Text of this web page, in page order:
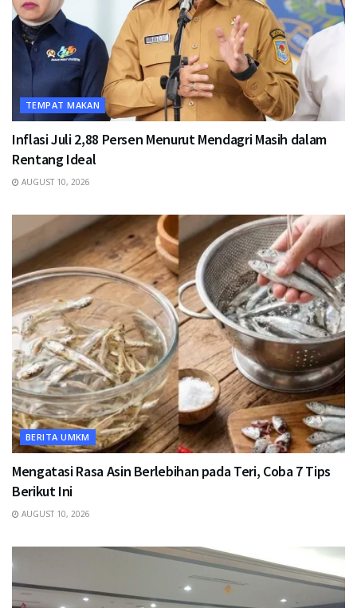
TEMPAT MAKAN
Inflasi Juli 2,88 Persen Menurut Mendagri Masih dalam
Rentang Ideal
AUGUST 10, 2026
BERITA UMKM
Mengatasi Rasa Asin Berlebihan pada Teri, Coba 7 Tips
Berikut Ini
AUGUST 10, 2026